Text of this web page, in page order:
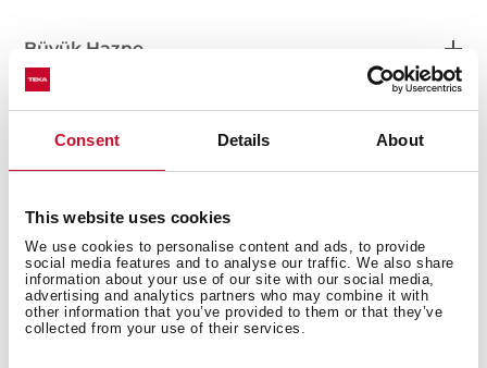
Consent Details About
This website uses cookies
We use cookies to personalise content and ads, to provide
social media features and to analyse our traffic. We also share
information about your use of our site with our social media,
advertising and analytics partners who may combine it with
other information that you’ve provided to them or that they’ve
collected from your use of their services.
Büyük Hazne
Diğer Hazne